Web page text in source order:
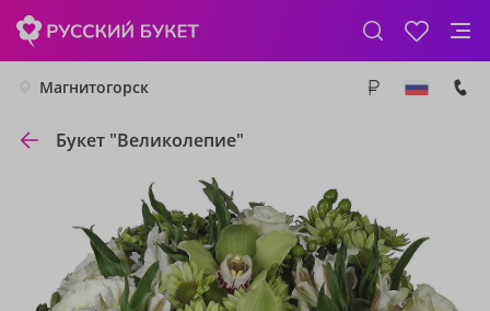
Магнитогорск
Букет "Великолепие"